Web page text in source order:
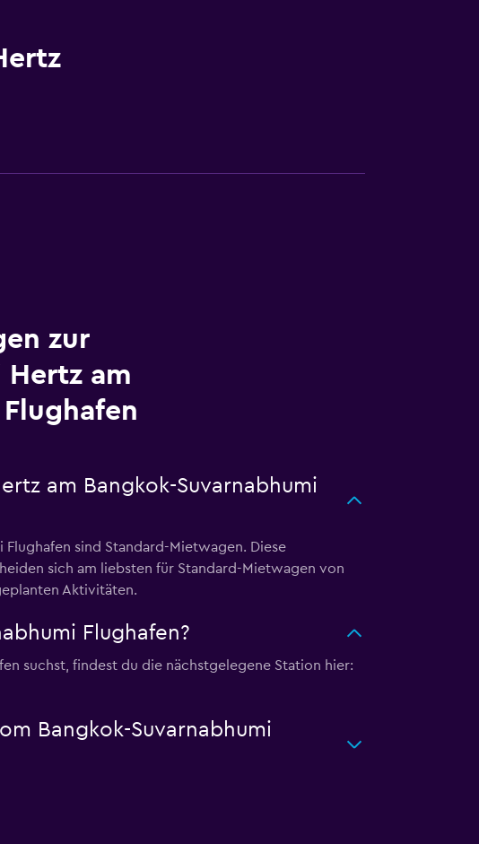
zur
am
am Bangkok-Suvarnabhumi
sind Standard-Mietwagen. Diese
sich am liebsten für Standard-Mietwagen von
Aktivitäten.
Flughafen?
suchst, findest du die nächstgelegene Station hier:
Bangkok-Suvarnabhumi